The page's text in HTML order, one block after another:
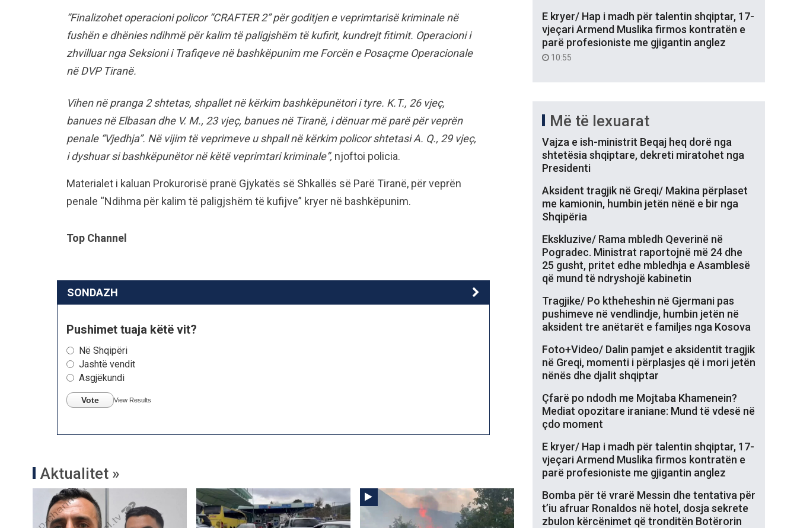
“Finalizohet operacioni policor “CRAFTER 2” për goditjen e veprimtarisë kriminale në
fushën e dhënies ndihmë për kalim të paligjshëm të kufirit, kundrejt fitimit. Operacioni i
zhvilluar nga Seksioni i Trafiqeve në bashkëpunim me Forcën e Posaçme Operacionale
në DVP Tiranë.
Vihen në pranga 2 shtetas, shpallet në kërkim bashkëpunëtori i tyre. K.T., 26 vjeç,
banues në Elbasan dhe V. M., 23 vjeç, banues në Tiranë, i dënuar më parë për veprën
penale “Vjedhja”. Në vijim të veprimeve u shpall në kërkim policor shtetasi A. Q., 29 vjeç,
i dyshuar si bashkëpunëtor në këtë veprimtari kriminale”, njoftoi policia.
Materialet i kaluan Prokurorisë pranë Gjykatës së Shkallës së Parë Tiranë, për veprën
penale “Ndihma për kalim të paligjshëm të kufijve” kryer në bashkëpunim.
Top Channel
SONDAZH
Pushimet tuaja këtë vit?
Në Shqipëri
Jashtë vendit
Asgjëkundi
Vote View Results
Aktualitet »
E kryer/ Hap i madh për talentin shqiptar, 17-
vjeçari Armend Muslika firmos kontratën e
parë profesioniste me gjigantin anglez
10:55
Më të lexuarat
Vajza e ish-ministrit Beqaj heq dorë nga
shtetësia shqiptare, dekreti miratohet nga
Presidenti
Aksident tragjik në Greqi/ Makina përplaset
me kamionin, humbin jetën nënë e bir nga
Shqipëria
Ekskluzive/ Rama mbledh Qeverinë në
Pogradec. Ministrat raportojnë më 24 dhe
25 gusht, pritet edhe mbledhja e Asamblesë
që mund të ndryshojë kabinetin
Tragjike/ Po ktheheshin në Gjermani pas
pushimeve në vendlindje, humbin jetën në
aksident tre anëtarët e familjes nga Kosova
Foto+Video/ Dalin pamjet e aksidentit tragjik
në Greqi, momenti i përplasjes që i mori jetën
nënës dhe djalit shqiptar
Çfarë po ndodh me Mojtaba Khamenein?
Mediat opozitare iraniane: Mund të vdesë në
çdo moment
E kryer/ Hap i madh për talentin shqiptar, 17-
vjeçari Armend Muslika firmos kontratën e
parë profesioniste me gjigantin anglez
Bomba për të vrarë Messin dhe tentativa për
t’iu afruar Ronaldos në hotel, dosja sekrete
zbulon kërcënimet që tronditën Botërorin